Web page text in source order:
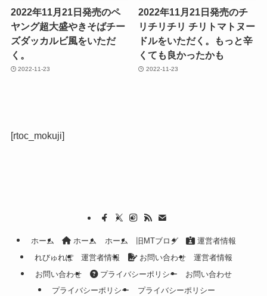
2022年11月21日発売のペ
ヤング超大盛やきそばチー
ズダッカルビ風をいただ
く。
2022-11-23
2022年11月21日発売のチ
リチリチリ チリトマトヌー
ドルをいただく。もっと辛
くても良かったかも
2022-11-23
[rtoc_mokuji]
ホーム ホーム ホーム 旧MTブログ
運営者情報
れびゅれぽ
運営者情報 お問い合わせ
運営者情報
お問い合わせ
プライバシーポリシー
お問い合わせ
プライバシーポリシー
プライバシーポリシー